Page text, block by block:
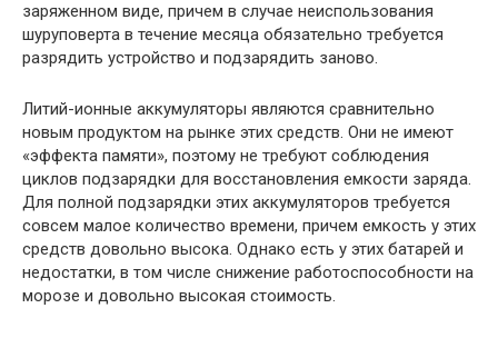
заряженном виде, причем в случае неиспользования
шуруповерта в течение месяца обязательно требуется
разрядить устройство и подзарядить заново.
Литий-ионные аккумуляторы являются сравнительно
новым продуктом на рынке этих средств. Они не имеют
«эффекта памяти», поэтому не требуют соблюдения
циклов подзарядки для восстановления емкости заряда.
Для полной подзарядки этих аккумуляторов требуется
совсем малое количество времени, причем емкость у этих
средств довольно высока. Однако есть у этих батарей и
недостатки, в том числе снижение работоспособности на
морозе и довольно высокая стоимость.